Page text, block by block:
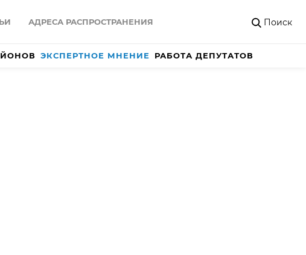
АДРЕСА РАСПРОСТРАНЕНИЯ Поиск
ЭКСПЕРТНОЕ МНЕНИЕ РАБОТА ДЕПУТАТОВ